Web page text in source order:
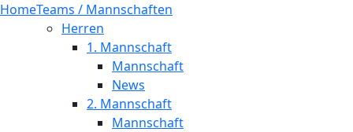
HomeTeams / Mannschaften
Herren
1. Mannschaft
Mannschaft
News
2. Mannschaft
Mannschaft